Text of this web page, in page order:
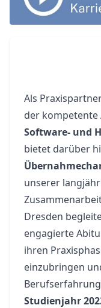
Als
der kompetente
Software- und
bietet darüber
unserer
Dresden
engagierte
ihren
einzubringen
Studienjahr